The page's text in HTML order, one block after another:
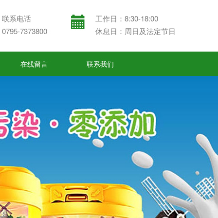
联系电话
0795-7373800
工作日：8:30-18:00
休息日：周日及法定节日
在线留言 联系我们